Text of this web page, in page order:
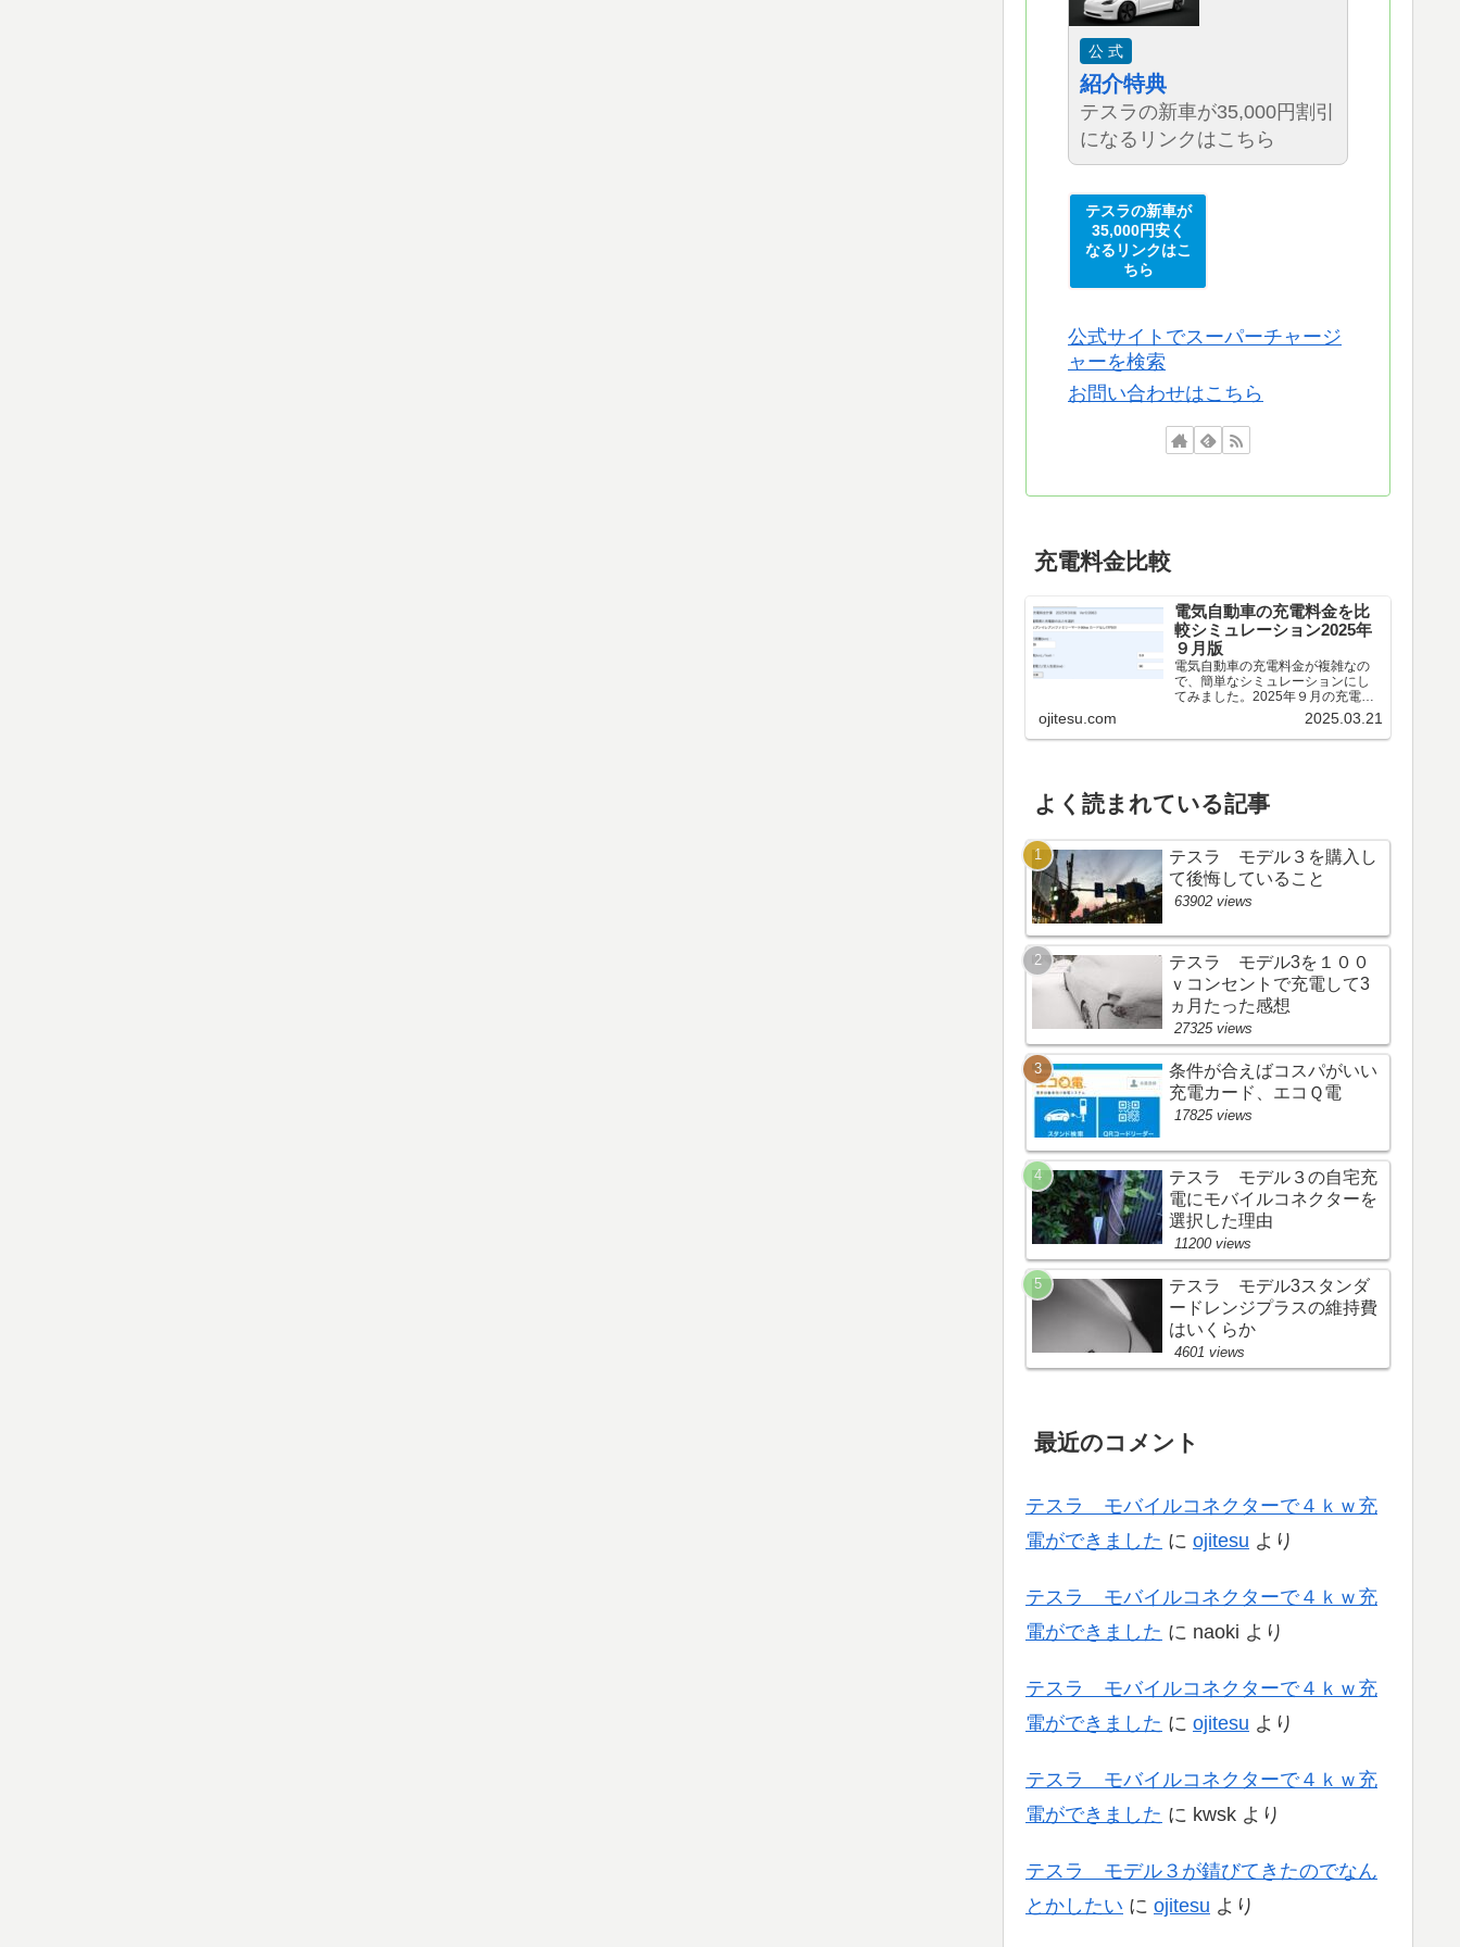
公 式
紹介特典
テスラの新車が35,000円割引
になるリンクはこちら
テスラの新車が
35,000円安く
なるリンクはこ
ちら
公式サイトでスーパーチャージ
ャーを検索
お問い合わせはこちら
充電料金比較
電気自動車の充電料金を比
較シミュレーション2025年
９月版
電気自動車の充電料金が複雑なの
で、簡単なシミュレーションにし
てみました。2025年９月の充電料
金比較シミュレーション電気自動
車を検討しているけれど、どの充
電器が料金が安いのか、時間がど
ojitesu.com 2025.03.21
よく読まれている記事
テスラ モデル３を購入し
て後悔していること
63902 views
テスラ モデル3を１００
ｖコンセントで充電して3
ヵ月たった感想
27325 views
条件が合えばコスパがいい
充電カード、エコＱ電
17825 views
テスラ モデル３の自宅充
電にモバイルコネクターを
選択した理由
11200 views
テスラ モデル3スタンダ
ードレンジプラスの維持費
はいくらか
4601 views
最近のコメント
テスラ モバイルコネクターで４ｋｗ充
電ができました に ojitesu より
テスラ モバイルコネクターで４ｋｗ充
電ができました に naoki より
テスラ モバイルコネクターで４ｋｗ充
電ができました に ojitesu より
テスラ モバイルコネクターで４ｋｗ充
電ができました に kwsk より
テスラ モデル３が錆びてきたのでなん
とかしたい に ojitesu より